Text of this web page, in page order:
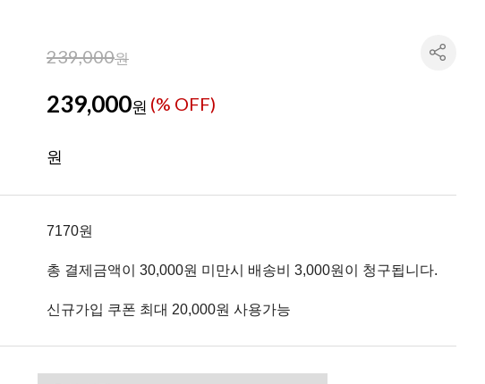
239,000원
239,000원 (% OFF)
원
7170원
총 결제금액이 30,000원 미만시 배송비 3,000원이 청구됩니다.
신규가입 쿠폰 최대 20,000원 사용가능